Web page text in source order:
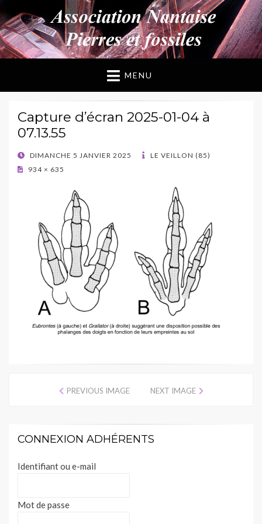
ANPF
Association Nantaise Pierres et Fossiles
MENU
Capture d’écran 2025-01-04 à
07.13.55
POSTED
ON
DIMANCHE 5 JANVIER 2025
LE VEILLON (85)
934 × 635
PREVIOUS IMAGE NEXT IMAGE
CONNEXION ADHÉRENTS
Identifiant ou e-mail
Mot de passe